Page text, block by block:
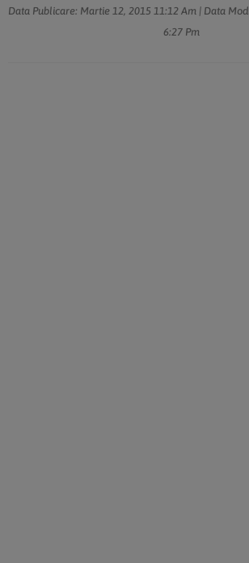
Data Publicare: Martie 12, 2015 11:12 Am | Data
6:27 Pm